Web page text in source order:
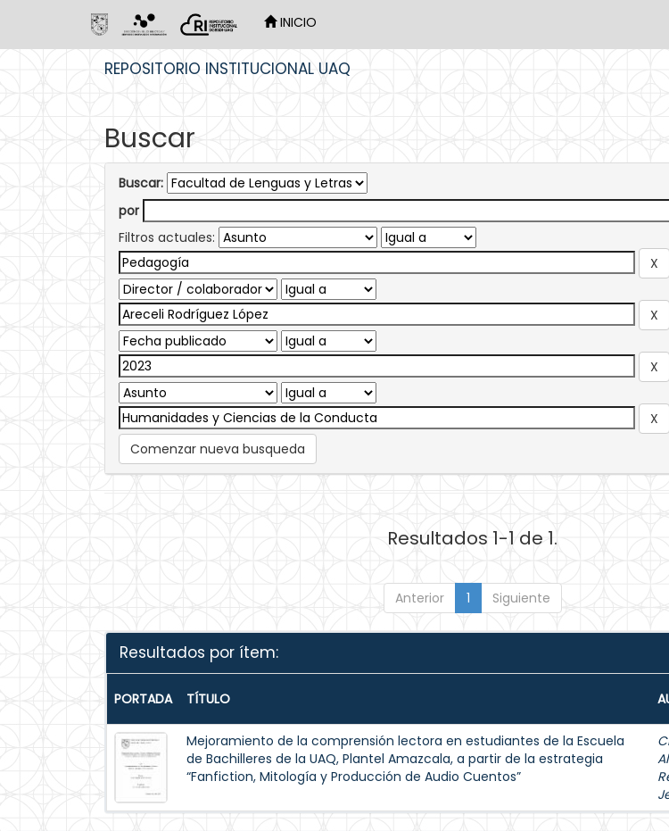
INICIO
REPOSITORIO INSTITUCIONAL UAQ
Buscar
Buscar:
por
Filtros actuales:
Comenzar nueva busqueda
Resultados 1-1 de 1.
Anterior 1 Siguiente
Resultados por ítem:
PORTADA TÍTULO
Mejoramiento de la comprensión lectora en estudiantes de la Escuela
de Bachilleres de la UAQ, Plantel Amazcala, a partir de la estrategia
“Fanfiction, Mitología y Producción de Audio Cuentos”